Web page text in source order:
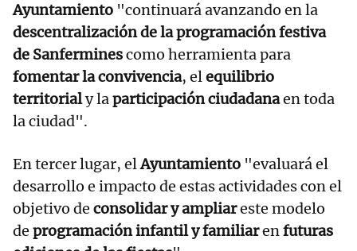
Ayuntamiento "continuará avanzando en la
descentralización de la programación festiva
de Sanferminescomo herramienta para
fomentar la convivencia, elequilibrio
territorialy laparticipación ciudadanaen toda
la ciudad".
En tercer lugar, elAyuntamiento "evaluará el
desarrollo e impacto de estas actividades con el
objetivo de consolidar y ampliareste modelo
de programación infantil y familiarenfuturas